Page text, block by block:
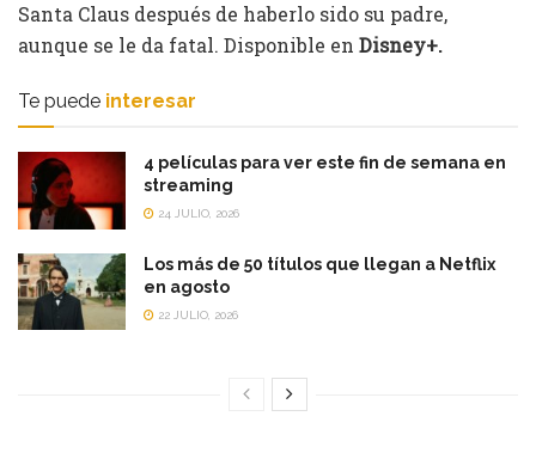
Santa Claus después de haberlo sido su padre,
aunque se le da fatal. Disponible en Disney+.
Te puede interesar
4 películas para ver este fin de semana en
streaming
24 JULIO, 2026
Los más de 50 títulos que llegan a Netflix
en agosto
22 JULIO, 2026